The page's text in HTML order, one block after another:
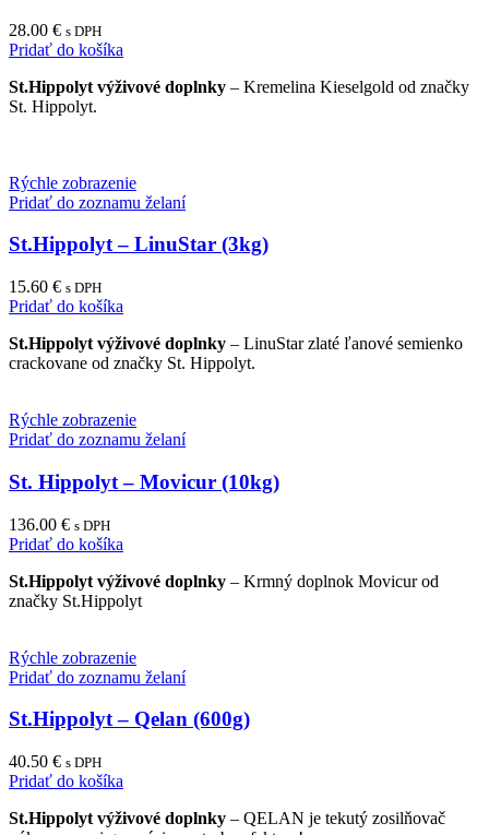
28.00 € s DPH
Pridať do košíka
St.Hippolyt výživové doplnky – Kremelina Kieselgold od značky
St. Hippolyt.
Rýchle zobrazenie
Pridať do zoznamu želaní
St.Hippolyt – LinuStar (3kg)
15.60 € s DPH
Pridať do košíka
St.Hippolyt výživové doplnky – LinuStar zlaté ľanové semienko
crackovane od značky St. Hippolyt.
Rýchle zobrazenie
Pridať do zoznamu želaní
St. Hippolyt – Movicur (10kg)
136.00 € s DPH
Pridať do košíka
St.Hippolyt výživové doplnky – Krmný doplnok Movicur od
značky St.Hippolyt
Rýchle zobrazenie
Pridať do zoznamu želaní
St.Hippolyt – Qelan (600g)
40.50 € s DPH
Pridať do košíka
St.Hippolyt výživové doplnky – QELAN je tekutý zosilňovač